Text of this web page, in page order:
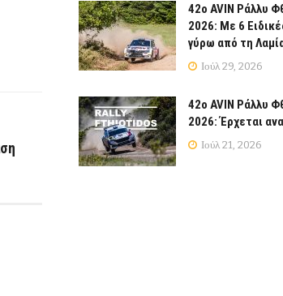
42ο AVIN Ράλλυ
2026: Με 6
γύρω από τη
Ιούλ 29, 2026
42ο AVIN Ράλλυ
2026: Έρχεται
Ιούλ 21, 2026